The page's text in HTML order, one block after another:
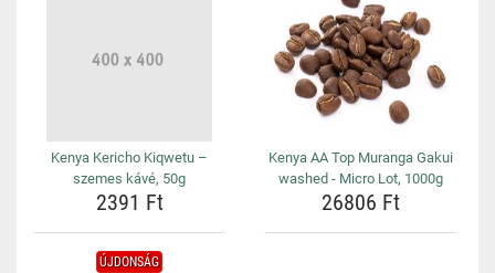
Kenya Kericho Kiqwetu –
szemes kávé, 50g
2391 Ft
Kenya AA Top Muranga Gakui
washed - Micro Lot, 1000g
26806 Ft
ÚJDONSÁG